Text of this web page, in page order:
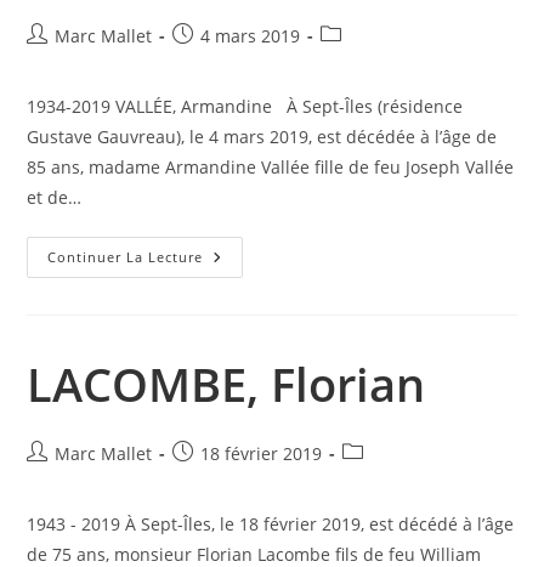
Auteur/autrice
publication :
Marc Mallet
Publication
4 mars 2019
Post
1934-2019 VALLÉE, Armandine À Sept-Îles (résidence
Gustave Gauvreau), le 4 mars 2019, est décédée à l’âge de
85 ans, madame Armandine Vallée fille de feu Joseph Vallée
et de…
Continuer La Lecture VALLÉE,
Armandine
LACOMBE, Florian
Auteur/autrice
publication :
Marc Mallet
Publication
18 février 2019
Post
1943 - 2019 À Sept-Îles, le 18 février 2019, est décédé à l’âge
de 75 ans, monsieur Florian Lacombe fils de feu William